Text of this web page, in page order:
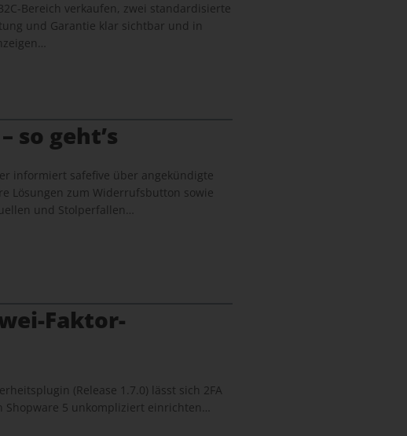
Bereich verkaufen, zwei standardisierte
und Garantie klar sichtbar und in
so geht’s
informiert safefive über angekündigte
Lösungen zum Widerrufsbutton sowie
und Stolperfallen…
Faktor-
(Release 1.7.0) lässt sich 2FA
5 unkompliziert einrichten…